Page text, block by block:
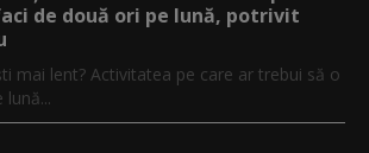
de două ori pe lună, potrivit
mai lent? Activitatea pe care ar trebui să o